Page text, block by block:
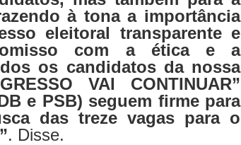
à tona a importância
eleitoral transparente e
com a ética e a
os candidatos da nossa
VAI CONTINUAR”
e PSB) seguem firme para
das treze vagas para o
. Disse.